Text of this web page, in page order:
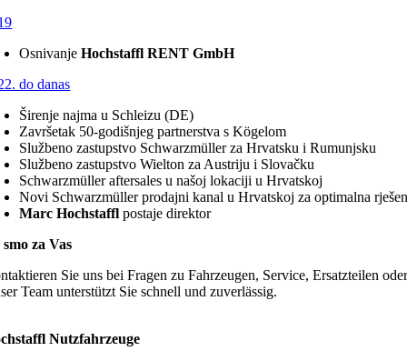
OsnivanjeHochstaffl RENT GmbH
do danas
Širenje najma u Schleizu (DE)
Završetak 50-godišnjeg partnerstva s Kögelom
Službeno zastupstvo Schwarzmüller za Hrvatsku i Rumunjsku
Službeno zastupstvo Wielton za Austriju i Slovačku
Schwarzmüller aftersales u našoj lokaciji u Hrvatskoj
Novi Schwarzmüller prodajni kanal u Hrvatskoj za optimalna
Marc Hochstaffl postaje direktor
za Vas
Sie uns bei Fragen zu Fahrzeugen, Service, Ersatzteilen
Team unterstützt Sie schnell und zuverlässig.
Nutzfahrzeuge